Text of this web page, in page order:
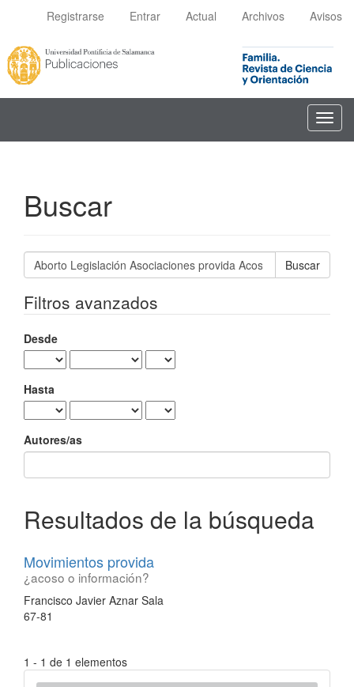
principal
principal
Barra
lateral
Registrarse Entrar Actual Archivos Avisos
Buscar
Buscar
artículos
Filtros avanzados
Desde
Hasta
Autores/as
Resultados de la búsqueda
Movimientos provida
¿acoso o información?
Francisco Javier Aznar Sala
67-81
1 - 1 de 1 elementos